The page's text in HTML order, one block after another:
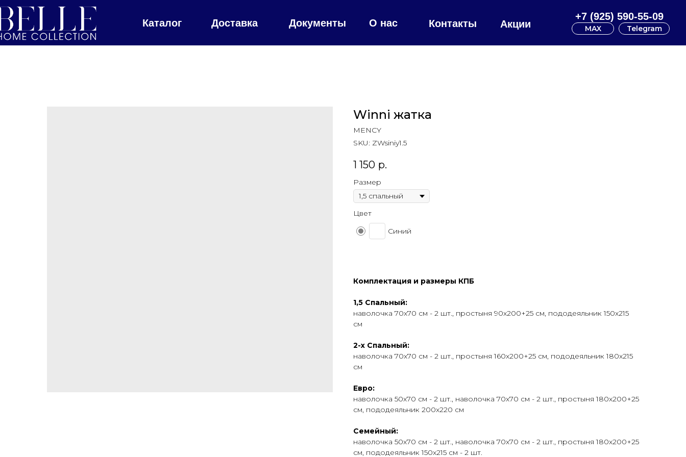
Каталог
+7 (925) 590-55-09
Доставка Документы О нас Контакты Акции MAX Telegram
Winni жатка
MENCY
SKU: ZWsiniy1.5
1 150 р.
Размер
Цвет
Синий
Комплектация и размеры КПБ
1,5 Спальный:
наволочка 70х70 см - 2 шт., простыня 90х200+25 см, пододеяльник 150х215
см
2-х Спальный:
наволочка 70х70 см - 2 шт., простыня 160х200+25 см, пододеяльник 180х215
см
Евро:
наволочка 50х70 см - 2 шт., наволочка 70х70 см - 2 шт., простыня 180х200+25
см, пододеяльник 200х220 см
Семейный:
наволочка 50х70 см - 2 шт., наволочка 70х70 см - 2 шт., простыня 180х200+25
см, пододеяльник 150х215 см - 2 шт.